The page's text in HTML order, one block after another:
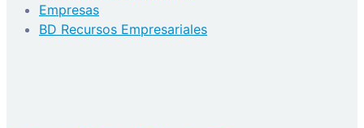
Empresas
BD Recursos Empresariales